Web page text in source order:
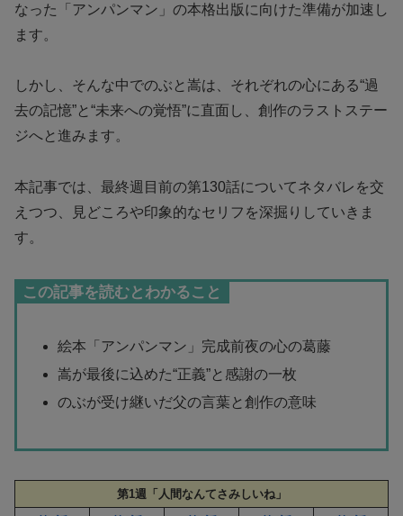
なった「アンパンマン」の本格出版に向けた準備が加速し
ます。
しかし、そんな中でのぶと嵩は、それぞれの心にある“過
去の記憶”と“未来への覚悟”に直面し、創作のラストステー
ジへと進みます。
本記事では、最終週目前の第130話についてネタバレを交
えつつ、見どころや印象的なセリフを深掘りしていきま
す。
この記事を読むとわかること
絵本「アンパンマン」完成前夜の心の葛藤
嵩が最後に込めた“正義”と感謝の一枚
のぶが受け継いだ父の言葉と創作の意味
第1週「人間なんてさみしいね」